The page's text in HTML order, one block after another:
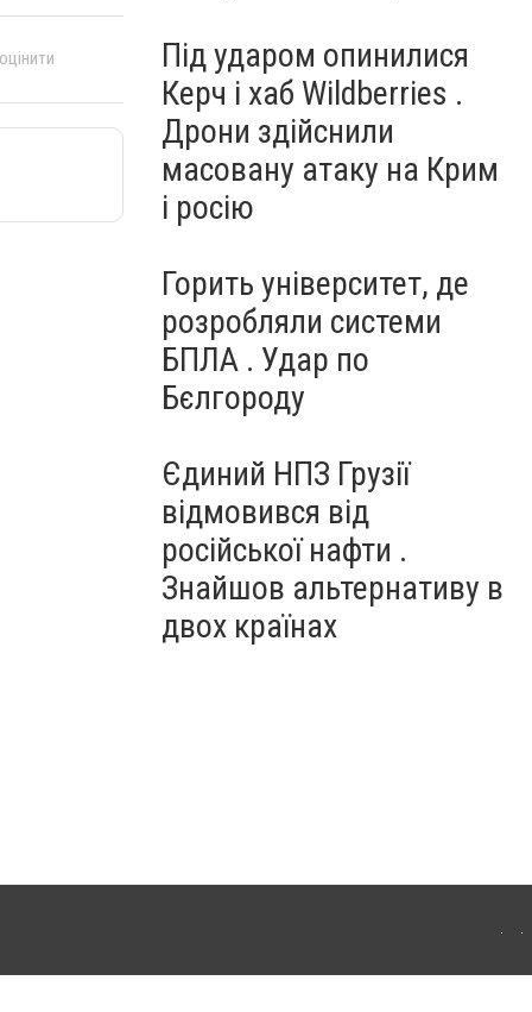
Під ударом опинилися
Керч і хаб Wildberries .
Дрони здійснили
масовану атаку на Крим
і росію
Горить університет, де
розробляли системи
БПЛА . Удар по
Бєлгороду
Єдиний НПЗ Грузії
відмовився від
російської нафти .
Знайшов альтернативу в
двох країнах